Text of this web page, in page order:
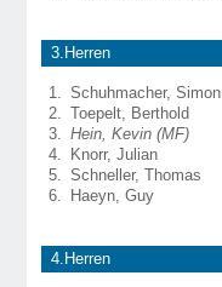
3.Herren
1.
Schuhmacher, Simon
2.
Toepelt, Berthold
3.
Hein, Kevin (MF)
4.
Knorr, Julian
5.
Schneller, Thomas
6.
Haeyn, Guy
4.Herren